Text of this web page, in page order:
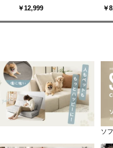
6
スタンド キャスター付き
￥12,999
ッ
￥
ソ